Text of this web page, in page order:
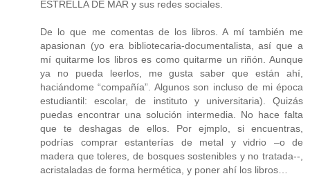
ESTRELLA DE MAR y sus redes sociales.
De lo que me comentas de los libros. A mí también me
apasionan (yo era bibliotecaria-documentalista, así que a
mí quitarme los libros es como quitarme un riñón. Aunque
ya no pueda leerlos, me gusta saber que están ahí,
haciándome “compañía”. Algunos son incluso de mi época
estudiantil: escolar, de instituto y universitaria). Quizás
puedas encontrar una solución intermedia. No hace falta
que te deshagas de ellos. Por ejmplo, si encuentras,
podrías comprar estanterías de metal y vidrio –o de
madera que toleres, de bosques sostenibles y no tratada--,
acristaladas de forma hermética, y poner ahí los libros…